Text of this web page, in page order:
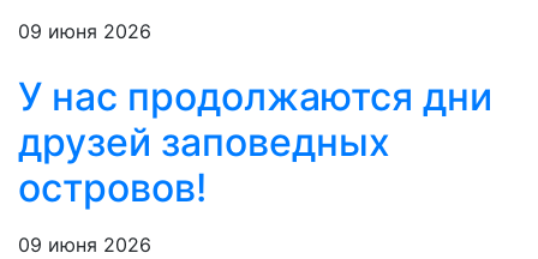
09 июня 2026
У нас продолжаются дни
друзей заповедных
островов!
09 июня 2026